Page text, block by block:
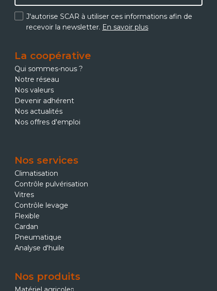
J'autorise SCAR à utiliser ces informations afin de
recevoir la newsletter. En savoir plus
La coopérative
Qui sommes-nous ?
Notre réseau
Nos valeurs
Devenir adhérent
Nos actualités
Nos offres d'emploi
Nos services
Climatisation
Contrôle pulvérisation
Vitres
Contrôle levage
Flexible
Cardan
Pneumatique
Analyse d'huile
Nos produits